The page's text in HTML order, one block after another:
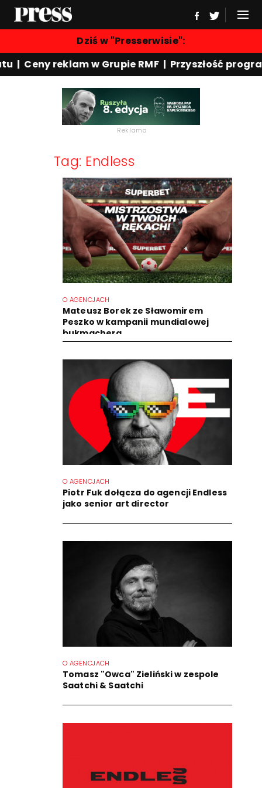
Dziś w "Presserwisie":
Ceny reklam w Grupie RMF | Przyszłość
Reklama
Tag: Endless
O AGENCJACH
Mateusz Borek ze Sławomirem
Peszko w kampanii mundialowej
bukmachera
O AGENCJACH
Piotr Fuk dołącza do agencji Endless
jako senior art director
O AGENCJACH
Tomasz "Owca" Zieliński w zespole
Saatchi & Saatchi